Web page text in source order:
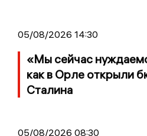
05/08/2026 14:30
«Мы сейчас
как в Орле открыли
Сталина
05/08/2026 08:30